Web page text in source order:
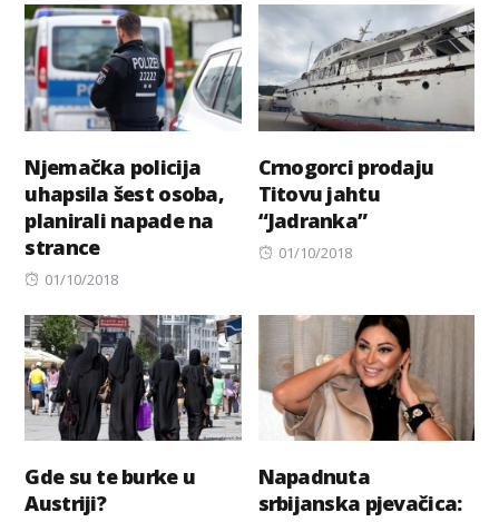
Njemačka policija
uhapsila šest osoba,
planirali napade na
strance
Posted
01/10/2018
Crnogorci prodaju
Titovu jahtu
“Jadranka”
Posted
01/10/2018
Gde su te burke u
Austriji?
Napadnuta
srbijanska pjevačica: